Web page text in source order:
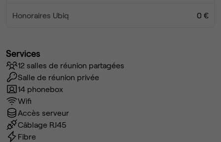
Honoraires Ubiq 0 €
Services
12 salles de réunion partagées
Salle de réunion privée
14 phonebox
Wifi
Accès serveur
Câblage RJ45
Fibre